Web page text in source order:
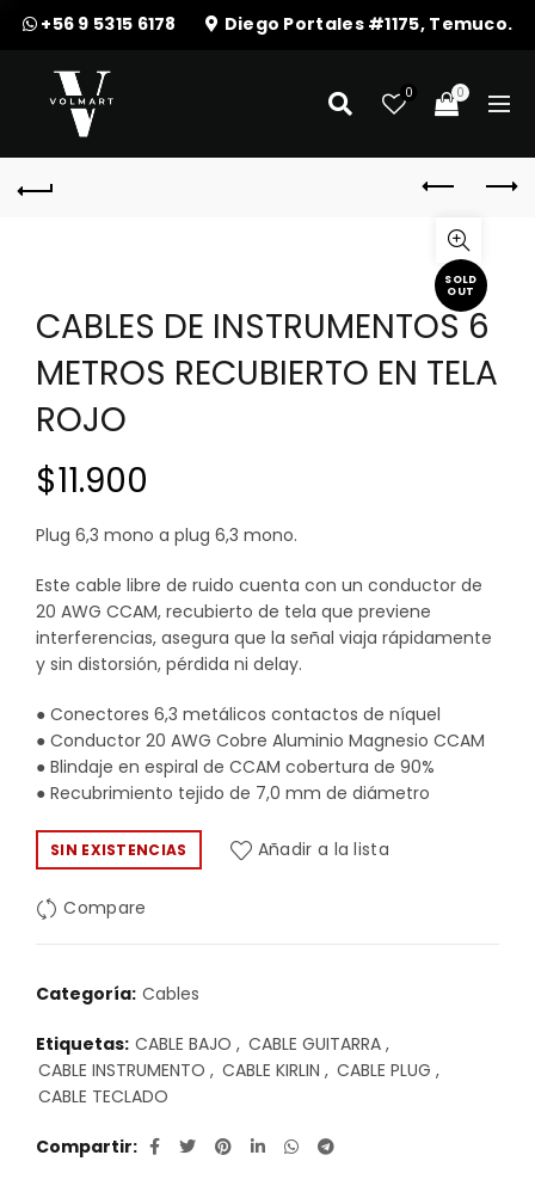
+56 9 5315 6178 Diego Portales #1175, Temuco.
0 0
SOLD
OUT
CABLES DE INSTRUMENTOS 6
METROS RECUBIERTO EN TELA
ROJO
$11.900
Plug 6,3 mono a plug 6,3 mono.
Este cable libre de ruido cuenta con un conductor de
20 AWG CCAM, recubierto de tela que previene
interferencias, asegura que la señal viaja rápidamente
y sin distorsión, pérdida ni delay.
● Conectores 6,3 metálicos contactos de níquel
● Conductor 20 AWG Cobre Aluminio Magnesio CCAM
● Blindaje en espiral de CCAM cobertura de 90%
● Recubrimiento tejido de 7,0 mm de diámetro
SIN EXISTENCIAS Añadir a la lista
Compare
Categoría: Cables
Etiquetas: CABLE BAJO , CABLE GUITARRA ,
CABLE INSTRUMENTO , CABLE KIRLIN , CABLE PLUG ,
CABLE TECLADO
Compartir